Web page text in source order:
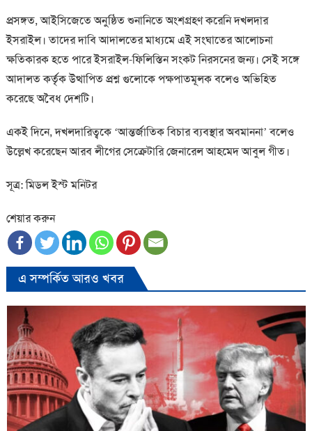
প্রসঙ্গত, আইসিজেতে অনুষ্ঠিত শুনানিতে অংশগ্রহণ করেনি দখলদার
ইসরাইল। তাদের দাবি আদালতের মাধ্যমে এই সংঘাতের আলোচনা
ক্ষতিকারক হতে পারে ইসরাইল-ফিলিস্তিন সংকট নিরসনের জন্য। সেই সঙ্গে
আদালত কর্তৃক উত্থাপিত প্রশ্ন গুলোকে পক্ষপাতমূলক বলেও অভিহিত
করেছে অবৈধ দেশটি।
একই দিনে, দখলদারিত্বকে ‘আন্তর্জাতিক বিচার ব্যবস্থার অবমাননা’ বলেও
উল্লেখ করেছেন আরব লীগের সেক্রেটারি জেনারেল আহমেদ আবুল গীত।
সূত্র: মিডল ইস্ট মনিটর
শেয়ার করুন
এ সম্পর্কিত আরও খবর